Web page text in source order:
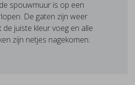
spouwmuur is op een
De gaten zijn weer
juiste kleur voeg en alle
zijn netjes nagekomen.